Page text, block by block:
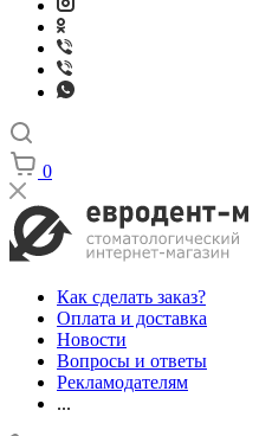
0
Как сделать заказ?
Оплата и доставка
Новости
Вопросы и ответы
Рекламодателям
...